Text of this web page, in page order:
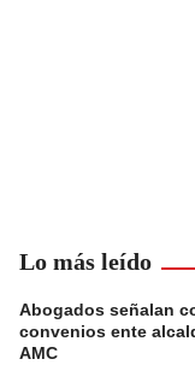
Lo más leído
Abogados señalan
convenios ente
AMC